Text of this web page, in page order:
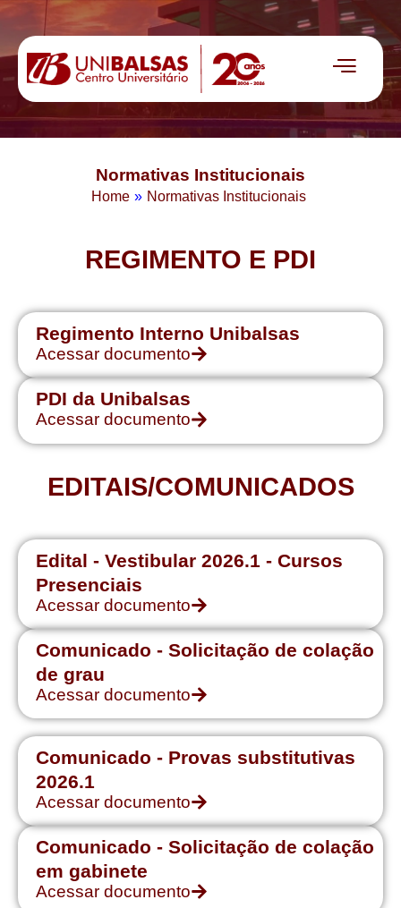
Normativas Institucionais
Home » Normativas Institucionais
REGIMENTO E PDI
Regimento Interno Unibalsas
Acessar documento
PDI da Unibalsas
Acessar documento
EDITAIS/COMUNICADOS
Edital - Vestibular 2026.1 - Cursos
Presenciais
Acessar documento
Comunicado - Solicitação de colação
de grau
Acessar documento
Comunicado - Provas substitutivas
2026.1
Acessar documento
Comunicado - Solicitação de colação
em gabinete
Acessar documento